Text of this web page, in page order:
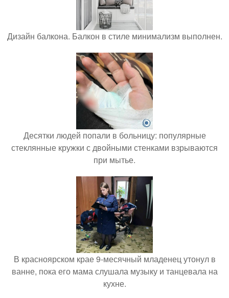
Дизайн балкона. Балкон в стиле минимализм выполнен.
Десятки людей попали в больницу: популярные
стеклянные кружки с двойными стенками взрываются
при мытье.
В красноярском крае 9-месячный младенец утонул в
ванне, пока его мама слушала музыку и танцевала на
кухне.